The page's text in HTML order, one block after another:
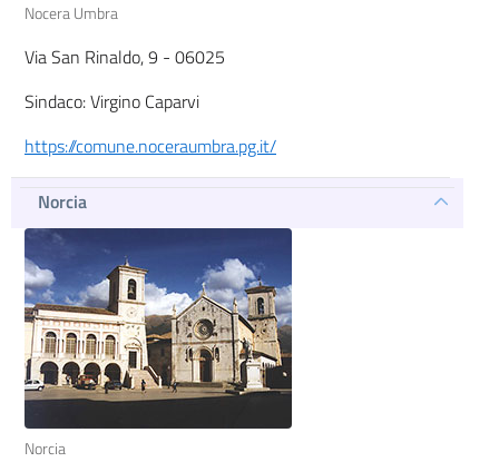
Nocera Umbra
Via San Rinaldo, 9 - 06025
Sindaco: Virgino Caparvi
https://comune.noceraumbra.pg.it/
Norcia
Norcia